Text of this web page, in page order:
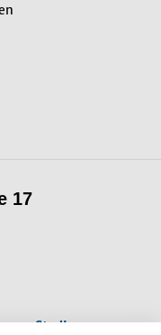
17
Stadler